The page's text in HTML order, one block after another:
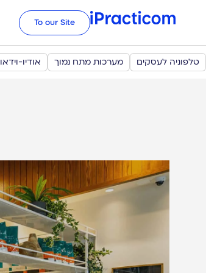
To our Site
טלפוניה לעסקים מערכות מתח נמוך אודיו-וידאו